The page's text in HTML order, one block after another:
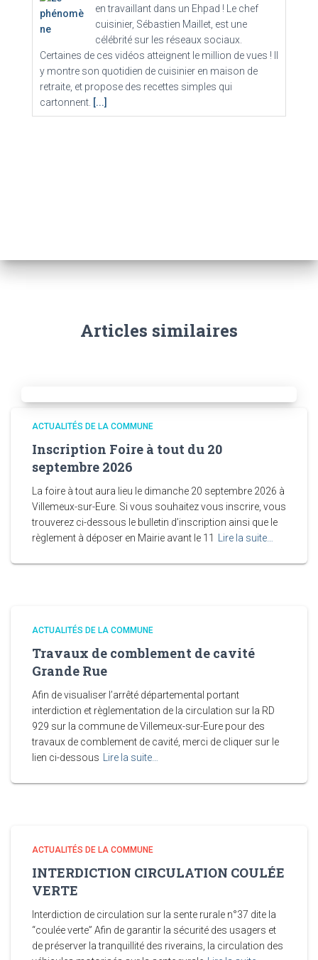
en travaillant dans un Ehpad ! Le chef
cuisinier, Sébastien Maillet, est une
célébrité sur les réseaux sociaux.
Certaines de ces vidéos atteignent le million de vues ! Il
y montre son quotidien de cuisinier en maison de
retraite, et propose des recettes simples qui
cartonnent. [...]
impayés de charges de la part de certains
25 juillet 2026
Depuis le 3 juillet en Eure-et-Loir et le 24
juillet en Indre-et-Loire, les conducteurs,
verront leur permis suspendu pour un
mois. Cette sanction s'ajoute aux trois points de
retrait sur le permis de conduire et à l'amende de 135
euros.[...]
L'autoroute A10 coupée une partie de la matinée en
Autoroutes, a annoncé l'interruption de la
circulation entre les échangeurs de
et-Loir, en direction de Paris, suite à un grave accident.
[...]
Le béton peut-il devenir écologique ? Comment la
le plus utilisé au monde, mais aussi l'un
son impact environnemental, la filière
innove à tous les niveaux : préfabrication, nouveaux
ciments, matériaux recyclés et recherche scientifique
ouvrent la voie à un béton plus sobre en carbone,
sans compromettre ses performances.
[...]
Articles similaires
ACTUALITÉS DE LA COMMUNE
Inscription Foire à tout du 20
septembre 2026
La foire à tout aura lieu le dimanche 20 septembre 2026 à
Villemeux-sur-Eure. Si vous souhaitez vous inscrire, vous
trouverez ci-dessous le bulletin d’inscription ainsi que le
règlement à déposer en Mairie avant le 11
Lire la suite…
ACTUALITÉS DE LA COMMUNE
Travaux de comblement de cavité
Grande Rue
Afin de visualiser l’arrêté départemental portant
interdiction et règlementation de la circulation sur la RD
929 sur la commune de Villemeux-sur-Eure pour des
travaux de comblement de cavité, merci de cliquer sur le
lien ci-dessous
Lire la suite…
ACTUALITÉS DE LA COMMUNE
INTERDICTION CIRCULATION COULÉE
VERTE
Interdiction de circulation sur la sente rurale n°37 dite la
“coulée verte” Afin de garantir la sécurité des usagers et
de préserver la tranquillité des riverains, la circulation des